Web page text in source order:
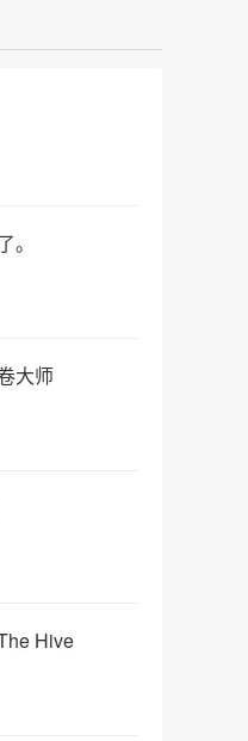
。
大师
Hive